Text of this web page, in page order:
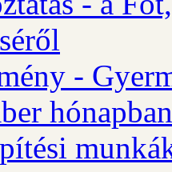
-
hónapban